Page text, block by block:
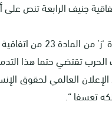
33 من اتفاقية جنيف الرابعة
تقتضي حتما هذا
تعسفا “.